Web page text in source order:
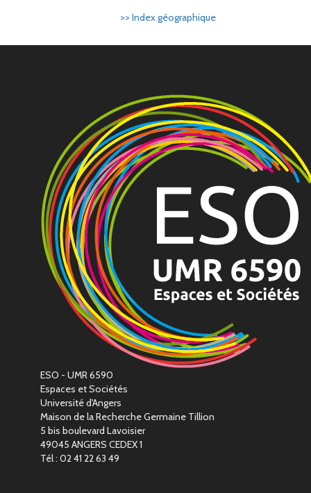
>> Index géographique
ESO - UMR 6590
Espaces et Sociétés
Université d'Angers
Maison de la Recherche Germaine Tillion
5 bis boulevard Lavoisier
49045 ANGERS CEDEX 1
Tél : 02 41 22 63 49